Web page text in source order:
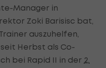
Manager in
Zoki Barisisc bat,
auszuhelfen,
Herbst als Co-
bei Rapid II in der 2.